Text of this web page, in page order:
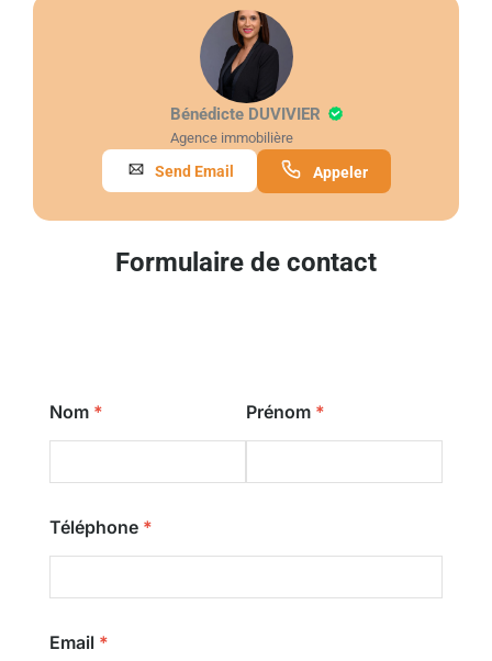
Bénédicte DUVIVIER
Agence immobilière
Send Email Appeler
Formulaire de contact
Nom Prénom
Téléphone
Email